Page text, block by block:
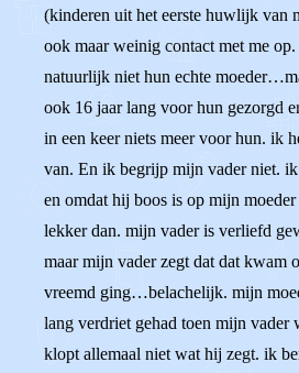
(kinderen uit het eerste huwlijk van
ook maar weinig contact met me
natuurlijk niet hun echte
ook 16 jaar lang voor hun gezorgd
in een keer niets meer voor hun. ik
van. En ik begrijp mijn vader niet.
en omdat hij boos is op mijn
lekker dan. mijn vader is verliefd
maar mijn vader zegt dat dat kwam
vreemd ging…belachelijk. mijn
lang verdriet gehad toen mijn vader
klopt allemaal niet wat hij zegt. ik